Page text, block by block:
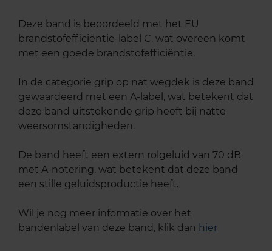
Deze band is beoordeeld met het EU
brandstofefficiëntie-label C, wat overeen komt
met een goede brandstofefficiëntie.
In de categorie grip op nat wegdek is deze band
gewaardeerd met een A-label, wat betekent dat
deze band uitstekende grip heeft bij natte
weersomstandigheden.
De band heeft een extern rolgeluid van 70 dB
met A-notering, wat betekent dat deze band
een stille geluidsproductie heeft.
Wil je nog meer informatie over het
bandenlabel van deze band, klik dan hier